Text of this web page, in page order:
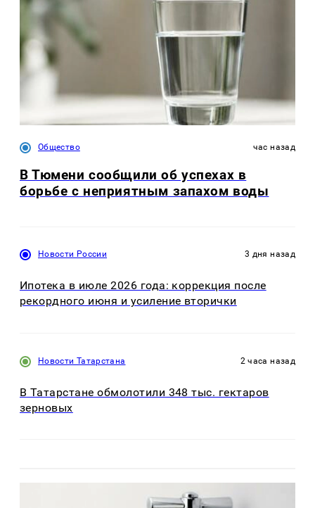
Общество час назад
В Тюмени сообщили об успехах в
борьбе с неприятным запахом воды
Новости России 3 дня назад
Ипотека в июле 2026 года: коррекция после
рекордного июня и усиление вторички
Новости Татарстана 2 часа назад
В Татарстане обмолотили 348 тыс. гектаров
зерновых